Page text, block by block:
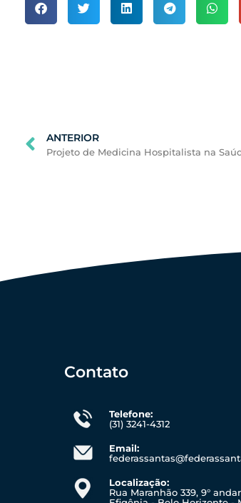
ANTERIOR
Contato
Telefone:
(31) 3241-4312
Email:
Localização:
Rua Maranhão 339, 9°